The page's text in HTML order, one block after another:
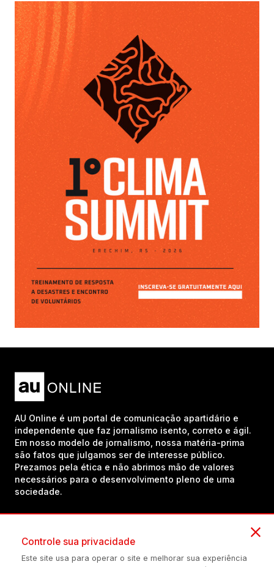
AU Online é um portal de comunicação apartidário e
independente que faz jornalismo isento, correto e ágil.
Em nosso modelo de jornalismo, nossa matéria-prima
são fatos que julgamos ser de interesse público.
Prezamos pela ética e não abrimos mão de valores
necessários para o desenvolvimento pleno de uma
sociedade.
Controle sua privacidade
Este site usa para operar o site e melhorar sua experiência